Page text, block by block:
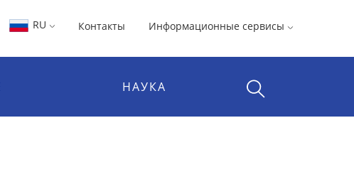
RU Контакты Информационные сервисы
НАУКА